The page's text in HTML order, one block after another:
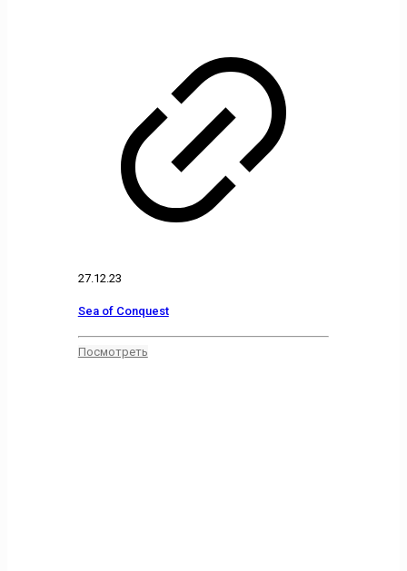
27.12.23
Sea of Conquest
Посмотреть